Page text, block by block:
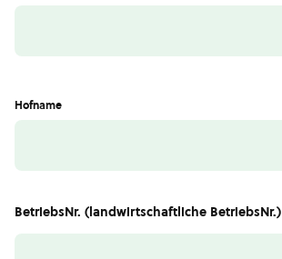
Hofname
BetriebsNr. (landwirtschaftliche BetriebsNr.)